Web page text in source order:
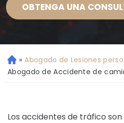
OBTENGA UNA
Ini
ci
» Abogado de Lesiones
Abogado de Accidente de
Los accidentes de tráfico